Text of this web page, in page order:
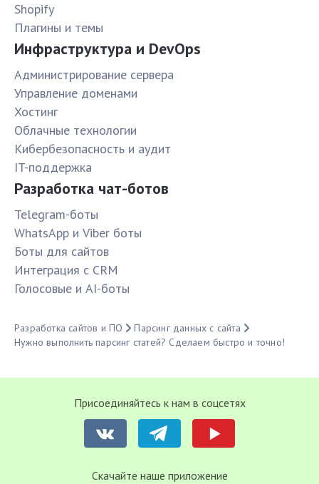
Shopify
Плагины и темы
Инфраструктура и DevOps
Администрирование сервера
Управление доменами
Хостинг
Облачные технологии
Кибербезопасность и аудит
IT-поддержка
Разработка чат-ботов
Telegram-боты
WhatsApp и Viber боты
Боты для сайтов
Интеграция с CRM
Голосовые и AI-боты
Разработка сайтов и ПО
Парсинг данных с сайта
Нужно выполнить парсинг статей? Сделаем быстро и точно!
Присоединяйтесь к нам в соцсетях
Cкачайте наше приложение